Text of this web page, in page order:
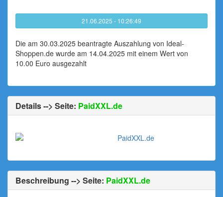
21.06.2025 - 10:26:49
Die am 30.03.2025 beantragte Auszahlung von Ideal-
Shoppen.de wurde am 14.04.2025 mit einem Wert von
10.00 Euro ausgezahlt
Details --> Seite: PaidXXL.de
Beschreibung --> Seite: PaidXXL.de